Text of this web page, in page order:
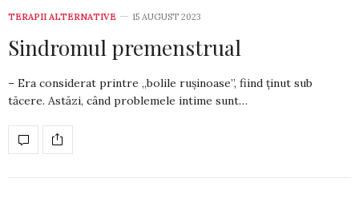
TERAPII ALTERNATIVE 15 AUGUST 2023
Sindromul premenstrual
– Era considerat printre „bolile rușinoase”, fiind ținut sub
tăcere. Astăzi, când problemele intime sunt…